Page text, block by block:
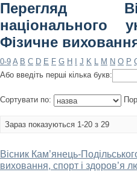
Перегляд
національного
Фізичне
0-9 A B C D E F G H J K L M N O P
Або введіть перші кілька букв:
Сортувати по:
Зараз показуються 1-20 з 29
Вісник Кам’янець-
виховання, спорт і здоров’я